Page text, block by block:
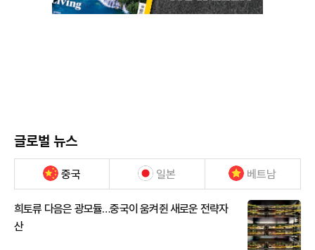
글로벌 뉴스
중국 일본 베트남
희토류 다음은 광모듈…중국이 움켜쥔 새로운 전략자
산